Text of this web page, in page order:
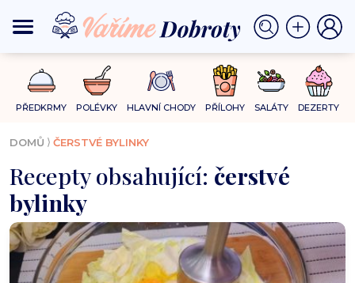
PŘEDKRMY POLÉVKY HLAVNÍ CHODY PŘÍLOHY SALÁTY DEZERTY
DOMŮ ⟩ ČERSTVÉ BYLINKY
Recepty obsahující: čerstvé
bylinky